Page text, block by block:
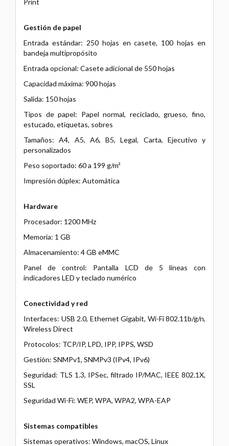
Gestión de papel
Entrada estándar: 250 hojas en casete, 100 hojas en
bandeja multipropósito
Entrada opcional: Casete adicional de 550 hojas
Capacidad máxima: 900 hojas
Salida: 150 hojas
Tipos de papel: Papel normal, reciclado, grueso, fino,
estucado, etiquetas, sobres
Tamaños: A4, A5, A6, B5, Legal, Carta, Ejecutivo y
personalizados
Peso soportado: 60 a 199 g/m²
Impresión dúplex: Automática
Hardware
Procesador: 1200 MHz
Memoria: 1 GB
Almacenamiento: 4 GB eMMC
Panel de control: Pantalla LCD de 5 líneas con
indicadores LED y teclado numérico
Conectividad y red
Interfaces: USB 2.0, Ethernet Gigabit, Wi-Fi 802.11b/g/n,
Wireless Direct
Protocolos: TCP/IP, LPD, IPP, IPPS, WSD
Gestión: SNMPv1, SNMPv3 (IPv4, IPv6)
Seguridad: TLS 1.3, IPSec, filtrado IP/MAC, IEEE 802.1X,
SSL
Seguridad Wi-Fi: WEP, WPA, WPA2, WPA-EAP
Sistemas compatibles
Sistemas operativos: Windows, macOS, Linux